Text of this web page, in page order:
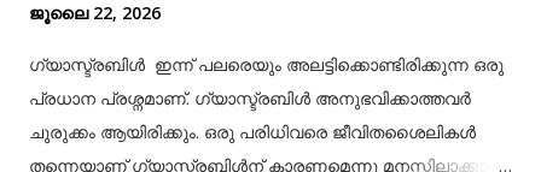
ജൂലൈ 22, 2026
ഗ്യാസ്ട്രബിൾ ഇന്ന് പലരെയും അലട്ടിക്കൊണ്ടിരിക്കുന്ന ഒരു
പ്രധാന പ്രശ്നമാണ്. ഗ്യാസ്ട്രബിൾ അനുഭവിക്കാത്തവർ
ചുരുക്കം ആയിരിക്കും. ഒരു പരിധിവരെ ജീവിതശൈലികൾ
തന്നെയാണ് ഗ്യാസ്ട്രബിൾന് കാരണമെന്നു മനസ്സിലാക്കാം.